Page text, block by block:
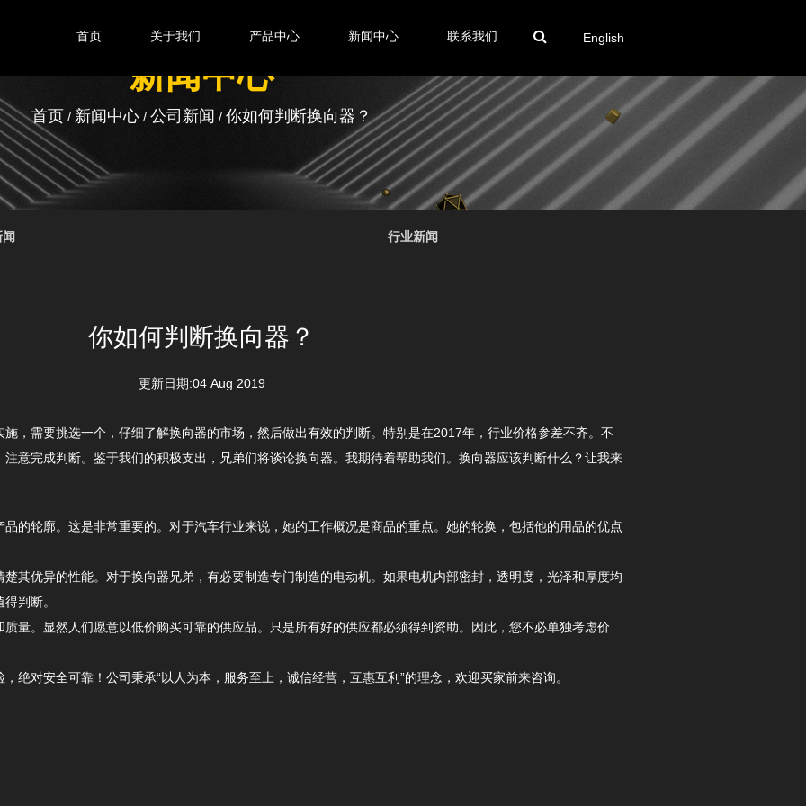
English
首页 关于我们 产品中心 新闻中心 联系我们
新闻中心
首页 / 新闻中心 / 公司新闻 / 你如何判断换向器？
行业新闻
你如何判断换向器？
更新日期:04 Aug 2019
，需要挑选一个，仔细了解换向器的市场，然后做出有效的判断。特别是在2017年，行业价格参差不齐。不
意完成判断。鉴于我们的积极支出，兄弟们将谈论换向器。我期待着帮助我们。换向器应该判断什么？让我来
的轮廓。这是非常重要的。对于汽车行业来说，她的工作概况是商品的重点。她的轮换，包括他的用品的优点
其优异的性能。对于换向器兄弟，有必要制造专门制造的电动机。如果电机内部密封，透明度，光泽和厚度均
判断。
量。显然人们愿意以低价购买可靠的供应品。只是所有好的供应都必须得到资助。因此，您不必单独考虑价
绝对安全可靠！公司秉承“以人为本，服务至上，诚信经营，互惠互利”的理念，欢迎买家前来咨询。